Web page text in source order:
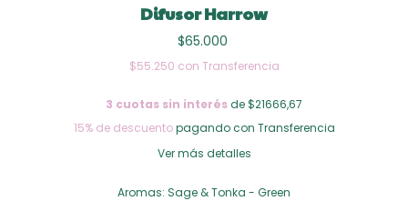
Difusor Harrow
$65.000
$55.250 con Transferencia
3 cuotas sin interésde $21666,67
15% de descuentopagando con Transferencia
Ver más detalles
Aromas: Sage & Tonka - Green